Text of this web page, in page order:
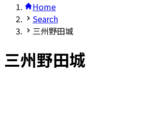
Home
Search
三州野田城
三州野田城